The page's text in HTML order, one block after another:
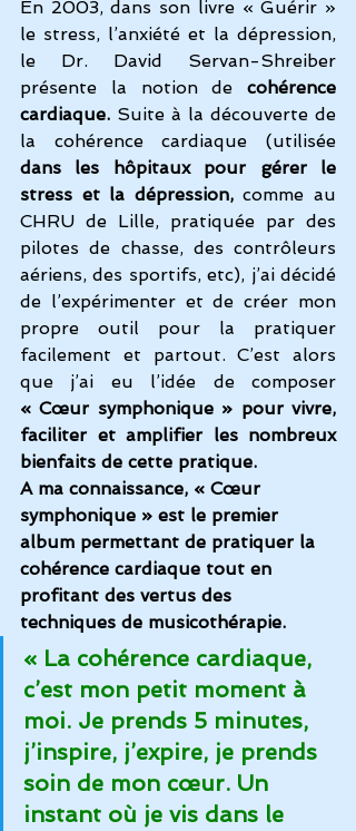
En 2003, dans son livre « Guérir »
le stress, l’anxiété et la dépression,
le Dr. David Servan-Shreiber
présente la notion de cohérence
cardiaque. Suite à la découverte de
dans les hôpitaux pour gérer le
stress et la dépression, comme au
CHRU de Lille, pratiquée par des
pilotes de chasse, des contrôleurs
aériens, des sportifs, etc), j’ai décidé
de l’expérimenter et de créer mon
propre outil pour la pratiquer
facilement et partout. C’est alors
« Cœur symphonique » pour vivre,
faciliter et amplifier les nombreux
bienfaits de cette pratique.
A ma connaissance, « Cœur
symphonique » est le premier
album permettant de pratiquer la
cohérence cardiaque tout en
profitant des vertus des
techniques de musicothérapie.
« La cohérence cardiaque,
c’est mon petit moment à
moi. Je prends 5 minutes,
j’inspire, j’expire, je prends
soin de mon cœur. Un
instant où je vis dans le